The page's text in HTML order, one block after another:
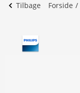
Tilbage Forside